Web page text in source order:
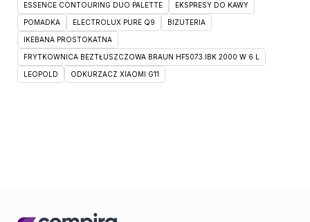
ESSENCE CONTOURING DUO PALETTE
EKSPRESY DO KAWY
POMADKA ELECTROLUX PURE Q9 BIZUTERIA
IKEBANA PROSTOKATNA
FRYTKOWNICA BEZTŁUSZCZOWA BRAUN HF5073.IBK 2000 W 6 L
LEOPOLD ODKURZACZ XIAOMI G11